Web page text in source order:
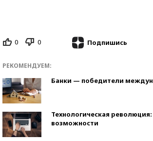
0 0 Подпишись
РЕКОМЕНДУЕМ:
Банки — победители
Технологическая
возможности